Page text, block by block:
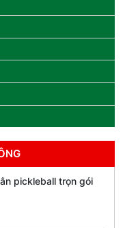
pickleball trọn gói